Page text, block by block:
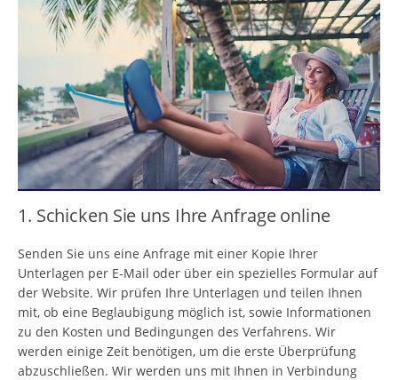
1. Schicken Sie uns Ihre Anfrage online
Senden Sie uns eine Anfrage mit einer Kopie Ihrer
Unterlagen per E-Mail oder über ein spezielles Formular auf
der Website. Wir prüfen Ihre Unterlagen und teilen Ihnen
mit, ob eine Beglaubigung möglich ist, sowie Informationen
zu den Kosten und Bedingungen des Verfahrens. Wir
werden einige Zeit benötigen, um die erste Überprüfung
abzuschließen. Wir werden uns mit Ihnen in Verbindung